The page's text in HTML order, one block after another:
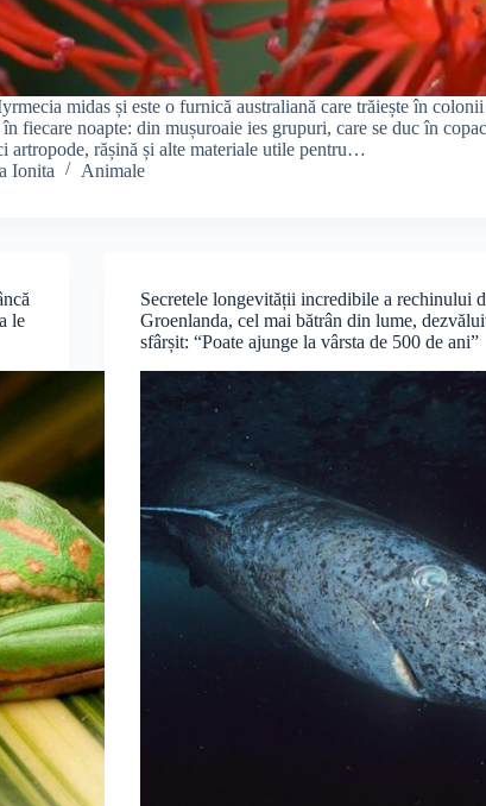
midas și este o furnică australiană care trăiește în
în fiecare noapte: din mușuroaie ies grupuri, care se duc în
artropode, rășină și alte materiale utile pentru…
Ionita
Animale
le
Secretele longevității incredibile a rechinului
Groenlanda, cel mai bătrân din lume,
sfârșit: “Poate ajunge la vârsta de 500 de ani”